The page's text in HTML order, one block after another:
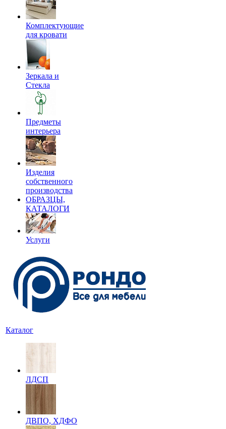
Комплектующие
для кровати
Зеркала и
Стекла
Предметы
интерьера
Изделия
собственного
производства
ОБРАЗЦЫ,
КАТАЛОГИ
Услуги
Каталог
ЛДСП
ДВПО, ХДФО